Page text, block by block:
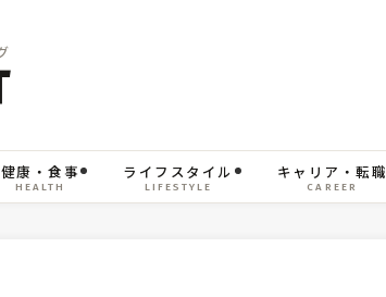
健康・食事
HEALTH
ライフスタイル
LIFESTYLE
キャリア・転職
CAREER